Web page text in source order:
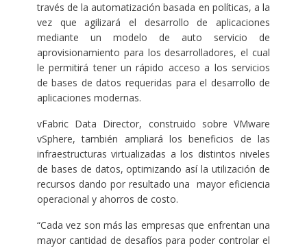
través de la automatización basada en políticas, a la
vez que agilizará el desarrollo de aplicaciones
mediante un modelo de auto servicio de
aprovisionamiento para los desarrolladores, el cual
le permitirá tener un rápido acceso a los servicios
de bases de datos requeridas para el desarrollo de
aplicaciones modernas.
vFabric Data Director, construido sobre VMware
vSphere, también ampliará los beneficios de las
infraestructuras virtualizadas a los distintos niveles
de bases de datos, optimizando así la utilización de
recursos dando por resultado una mayor eficiencia
operacional y ahorros de costo.
“Cada vez son más las empresas que enfrentan una
mayor cantidad de desafíos para poder controlar el